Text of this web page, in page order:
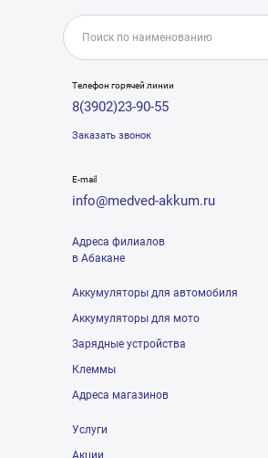
Телефон горячей линии
8(3902)23-90-55
Заказать звонок
E-mail
info@medved-akkum.ru
Адреса филиалов
в Абакане
Аккумуляторы для автомобиля
Аккумуляторы для мото
Зарядные устройства
Клеммы
Адреса магазинов
Услуги